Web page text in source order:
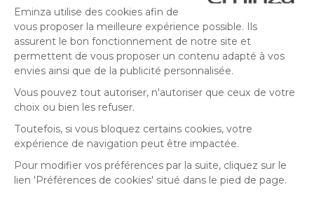
© Copyright 2025 Eminza | Tous droits réservés |
ESPAÑA
ITALIE
DEUTSCHLAND
NEDERLAND
DANMARK
FRA
* Vous disposez de 30 jours (à compter de la réception ou du
retrait de votre colis) pour effectuer un retour de produits et
vous faire rembourser. Hors colis volumineux
14 h (jours ouvrés - hors livraison éco)